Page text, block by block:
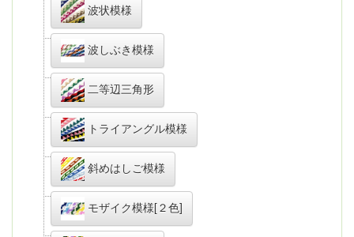
波状模様
波しぶき模様
二等辺三角形
トライアングル模様
斜めはしご模様
モザイク模様[２色]